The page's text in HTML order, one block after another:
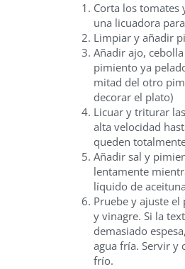
Corta los tomates
una licuadora
Limpiar y añadir
Añadir ajo,
pimiento ya
mitad del otro
decorar el plato)
Licuar y triturar
alta velocidad
queden
Añadir sal y
lentamente
líquido de
Pruebe y ajuste el
y vinagre. Si la
demasiado
agua fría. Servir y
frío.